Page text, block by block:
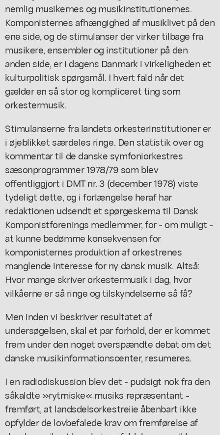
nemlig musikernes og musikinstitutionernes.
Komponisternes afhængighed af musiklivet på den
ene side, og de stimulanser der virker tilbage fra
musikere, ensembler og institutioner på den
anden side, er i dagens Danmark i virkeligheden et
kulturpolitisk spørgsmål. I hvert fald når det
gælder en så stor og kompliceret ting som
orkestermusik.
Stimulanserne fra landets orkesterinstitutioner er
i øjeblikket særdeles ringe. Den statistik over og
kommentar til de danske symfoniorkestres
sæsonprogrammer 1978/79 som blev
offentliggjort i DMT nr. 3 (december 1978) viste
tydeligt dette, og i forlængelse heraf har
redaktionen udsendt et spørgeskema til Dansk
Komponistforenings medlemmer, for - om muligt -
at kunne bedømme konsekvensen for
komponisternes produktion af orkestrenes
manglende interesse for ny dansk musik. Altså:
Hvor mange skriver orkestermusik i dag, hvor
vilkåerne er så ringe og tilskyndelserne så få?
Men inden vi beskriver resultatet af
undersøgelsen, skal et par forhold, der er kommet
frem under den noget overspændte debat om det
danske musikinformationscenter, resumeres.
I en radiodiskussion blev det - pudsigt nok fra den
såkaldte »rytmiske« musiks repræsentant -
fremført, at landsdelsorkestreiie åbenbart ikke
opfylder de lovbefalede krav om fremførelse af